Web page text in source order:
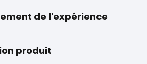
de l'expérience
produit